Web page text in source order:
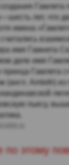
Гамлета
лет, что
имена
имя Гамнета
деле имя
Гамлета
(англ. Amleth) из
пьесу,
по этому